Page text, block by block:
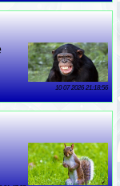
10 07 2026 21:18:56